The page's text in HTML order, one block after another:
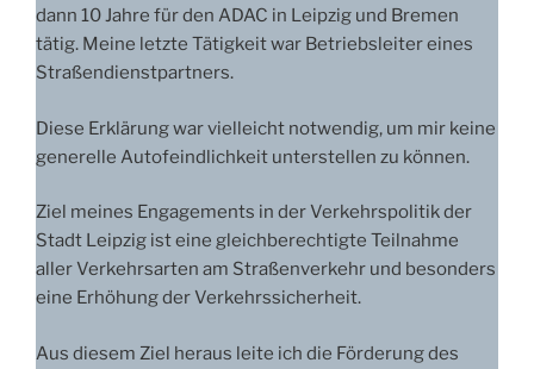
dann 10 Jahre für den ADAC in Leipzig und Bremen
tätig. Meine letzte Tätigkeit war Betriebsleiter eines
Straßendienstpartners.
Diese Erklärung war vielleicht notwendig, um mir keine
generelle Autofeindlichkeit unterstellen zu können.
Ziel meines Engagements in der Verkehrspolitik der
Stadt Leipzig ist eine gleichberechtigte Teilnahme
aller Verkehrsarten am Straßenverkehr und besonders
eine Erhöhung der Verkehrssicherheit.
Aus diesem Ziel heraus leite ich die Förderung des